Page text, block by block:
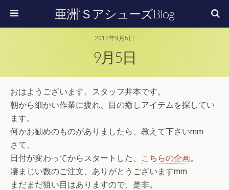
亜洲’ＳアシューズBlog
2012年9月5日
9月5日
おはようございます。スタッフ井本です。
朝から細かい作業に疲れ、目の癒しアイテムを探してい
ます。
何かお勧めのものがありましたら、教えて下さいmm
さて、
日付が変わってからスタートした、
こちらの企画。
凄まじい数のご注文、ありがとうございますmm
まだまだ狙い目はありますので、是非。